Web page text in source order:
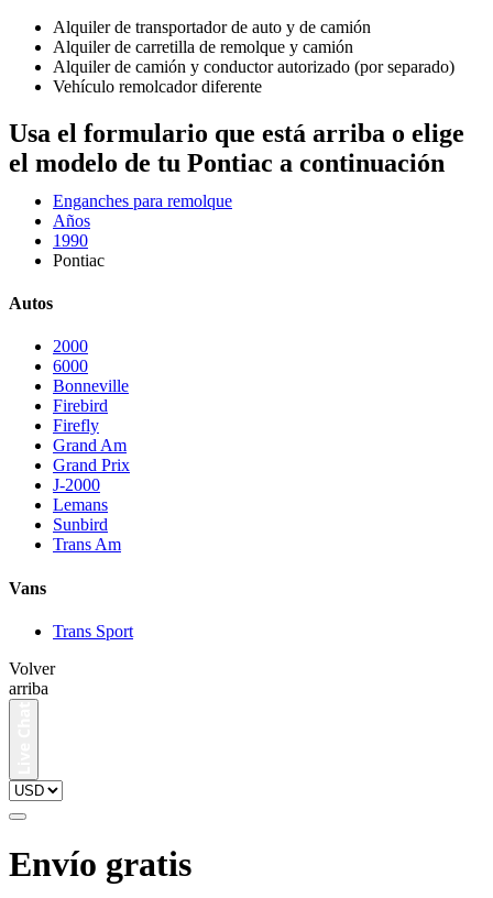
Alquiler de transportador de auto y de camión
Alquiler de carretilla de remolque y camión
Alquiler de camión y conductor autorizado (por separado)
Vehículo remolcador diferente
Usa el formulario que está arriba o elige
el modelo de tu Pontiac a continuación
Enganches para remolque
Años
1990
Pontiac
Autos
2000
6000
Bonneville
Firebird
Firefly
Grand Am
Grand Prix
J-2000
Lemans
Sunbird
Trans Am
Vans
Trans Sport
Volver
arriba
Envío gratis